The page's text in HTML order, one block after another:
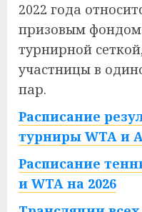
2022 года
призовым фондом
турнирной
участницы в
пар.
Расписание
турниры WTA и
Расписание
и WTA на 2026